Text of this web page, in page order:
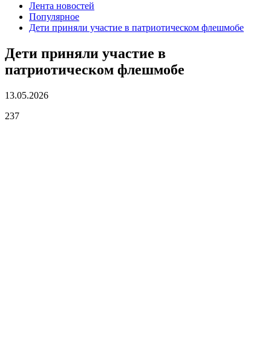
Лента новостей
Популярное
Дети приняли участие в патриотическом флешмобе
Дети приняли участие в
патриотическом флешмобе
13.05.2026
237